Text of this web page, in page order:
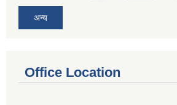
अन्य
Office Location